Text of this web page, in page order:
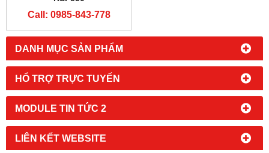
DANH MỤC SẢN PHẨM
HỔ TRỢ TRỰC TUYẾN
MODULE TIN TỨC 2
LIÊN KẾT WEBSITE
Call: 0985-843-778